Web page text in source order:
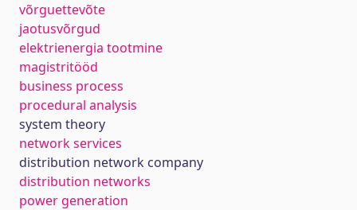
võrguettevõte
jaotusvõrgud
elektrienergia tootmine
magistritööd
business process
procedural analysis
system theory
network services
distribution network company
distribution networks
power generation